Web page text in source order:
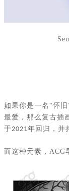
如果你是一名 “怀
最爱，那么复古插
于2021年回归，并
而这种元素， ACG